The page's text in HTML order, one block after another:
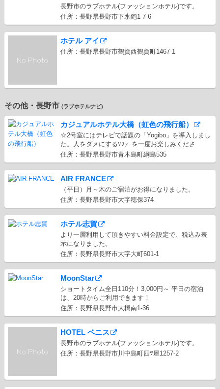
長野市のラブホテル(ファッションホテル)です。
住所：長野県長野市下氷鉋1-7-6
ホテル アイ
住所：長野県長野市鶴賀西鶴賀町1467-1
その他・長野市 (ラブホテルナビ)
カジュアルホテル大橋（虹色の飛行船）
☆2号室にはテレビで話題の「Yogibo」を導入しまし
た。人をダメにするｿﾌｧｰを一度お楽しみくださ
住所：長野県長野市青木島町綱島535
AIR FRANCE
（平日）月～木のご宿泊がお得になりました。
住所：長野県長野市大字穂保374
ホテル志賀
より一層利用して頂きやすい料金設定で、税込み表
示になりました。
住所：長野県長野市大字大町601-1
MoonStar
ショートタイム全日110分！3,000円～ 平日の宿泊
は、20時からご利用できます！
住所：長野県長野市大橋南1-36
HOTEL ベニス
長野市のラブホテル(ファッションホテル)です。
住所：長野県長野市川中島町四ﾂ屋1257-2